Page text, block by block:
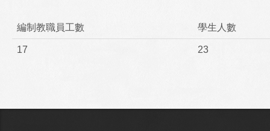
編制教職員工數 學生人數
17 23